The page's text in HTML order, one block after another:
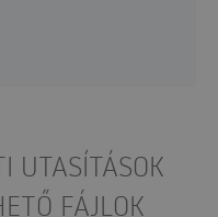
UTASÍTÁSOK
FÁJLOK